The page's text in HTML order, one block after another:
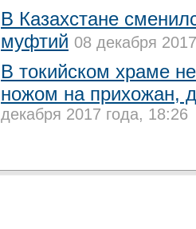
В Казахстане
муфтий 08 декабря
В токийском храме
ножом на прихожан,
декабря 2017 года, 18:26